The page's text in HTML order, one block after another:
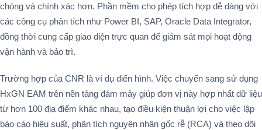
chóng và chính xác hơn. Phần mềm cho phép tích hợp dễ dàng với
các công cụ phân tích như Power BI, SAP, Oracle Data Integrator,
đồng thời cung cấp giao diện trực quan để giám sát mọi hoạt động
vận hành và bảo trì.
Trường hợp của CNR là ví dụ điển hình. Việc chuyển sang sử dụng
HxGN EAM trên nền tảng đám mây giúp đơn vị này hợp nhất dữ liệu
từ hơn 100 địa điểm khác nhau, tạo điều kiện thuận lợi cho việc lập
báo cáo hiệu suất, phân tích nguyên nhân gốc rễ (RCA) và theo dõi